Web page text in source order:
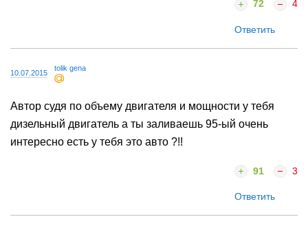
72 4
Ответить
10.07.2015
tolik gena
Автор судя по объему двигателя и мощности у тебя
дизельный двигатель а ты заливаешь 95-ый очень
интересно есть у тебя это авто ?!!
91 3
Ответить